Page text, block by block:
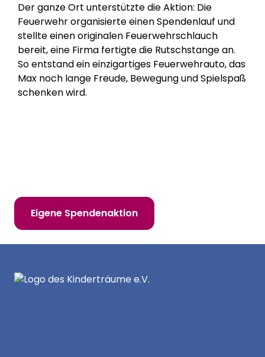
Der ganze Ort unterstützte die Aktion: Die
Feuerwehr organisierte einen Spendenlauf und
stellte einen originalen Feuerwehrschlauch
bereit, eine Firma fertigte die Rutschstange an.
So entstand ein einzigartiges Feuerwehrauto, das
Max noch lange Freude, Bewegung und Spielspaß
schenken wird.
Eigene Spendenaktion